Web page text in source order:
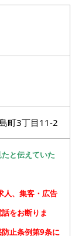
町3丁目11-2
と伝えていた
人、集客・広告
をお断りま
止条例第9条に